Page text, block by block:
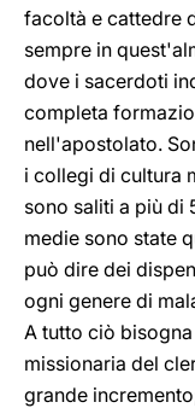
facoltà e cattedre
sempre in
dove i sacerdoti
completa
nell'apostolato.
i collegi di cultura
sono saliti a più di
medie sono state
può dire dei
ogni genere di
A tutto ciò
missionaria del
grande